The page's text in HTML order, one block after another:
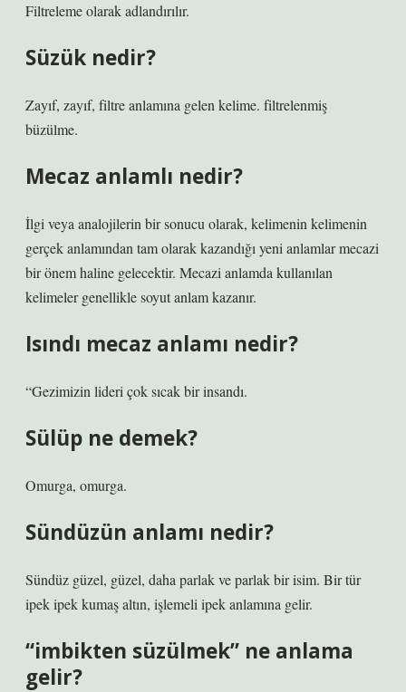
Filtreleme olarak adlandırılır.
Süzük nedir?
Zayıf, zayıf, filtre anlamına gelen kelime. filtrelenmiş
büzülme.
Mecaz anlamlı nedir?
İlgi veya analojilerin bir sonucu olarak, kelimenin kelimenin
gerçek anlamından tam olarak kazandığı yeni anlamlar mecazi
bir önem haline gelecektir. Mecazi anlamda kullanılan
kelimeler genellikle soyut anlam kazanır.
Isındı mecaz anlamı nedir?
“Gezimizin lideri çok sıcak bir insandı.
Sülüp ne demek?
Omurga, omurga.
Sündüzün anlamı nedir?
Sündüz güzel, güzel, daha parlak ve parlak bir isim. Bir tür
ipek ipek kumaş altın, işlemeli ipek anlamına gelir.
“imbikten süzülmek” ne anlama
gelir?